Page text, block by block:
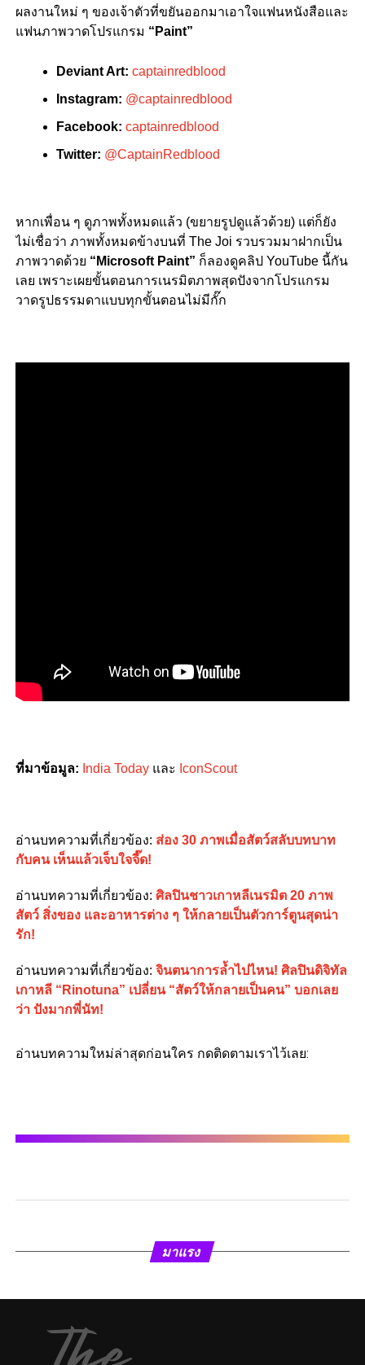
ผลงานใหม่ ๆ ของเจ้าตัวที่ขยันออกมาเอาใจแฟนหนังสือและ
แฟนภาพวาดโปรแกรม “Paint”
Deviant Art: captainredblood
Instagram: @captainredblood
Facebook: captainredblood
Twitter: @CaptainRedblood
หากเพื่อน ๆ ดูภาพทั้งหมดแล้ว (ขยายรูปดูแล้วด้วย) แต่ก็ยัง
ไม่เชื่อว่า ภาพทั้งหมดข้างบนที่ The Joi รวบรวมมาฝากเป็น
ภาพวาดด้วย “Microsoft Paint” ก็ลองดูคลิป YouTube นี้กัน
เลย เพราะเผยขั้นตอนการเนรมิตภาพสุดปังจากโปรแกรม
วาดรูปธรรมดาแบบทุกขั้นตอนไม่มีกั๊ก
ที่มาข้อมูล: India Todayและ IconScout
อ่านบทความที่เกี่ยวข้อง: ส่อง 30 ภาพเมื่อสัตว์สลับบทบาท
กับคน เห็นแล้วเจ็บใจจี๊ด!
อ่านบทความที่เกี่ยวข้อง: ศิลปินชาวเกาหลีเนรมิต 20 ภาพ
สัตว์ สิ่งของ และอาหารต่าง ๆ ให้กลายเป็นตัวการ์ตูนสุดน่า
รัก!
อ่านบทความที่เกี่ยวข้อง: จินตนาการล้ำไปไหน! ศิลปินดิจิทัล
เกาหลี “Rinotuna” เปลี่ยน “สัตว์ให้กลายเป็นคน” บอกเลย
ว่า ปังมากพี่นัท!
อ่านบทความใหม่ล่าสุดก่อนใคร กดติดตามเราไว้เลย:
มาแรง